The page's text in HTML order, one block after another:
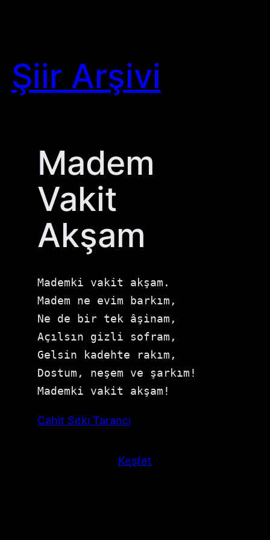
Şiir Arşivi
Madem
Vakit
Akşam
Mademki vakit akşam.
Madem ne evim barkım,
Ne de bir tek âşinam,
Açılsın gizli sofram,
Gelsin kadehte rakım,
Dostum, neşem ve şarkım!
Mademki vakit akşam!
Cahit Sıtkı Tarancı
Keşfet